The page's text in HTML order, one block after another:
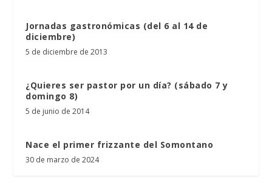
Jornadas gastronómicas (del 6 al 14 de
diciembre)
5 de diciembre de 2013
¿Quieres ser pastor por un día? (sábado 7 y
domingo 8)
5 de junio de 2014
Nace el primer frizzante del Somontano
30 de marzo de 2024